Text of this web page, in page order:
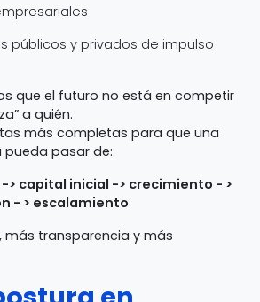
públicos y privados de impulso
que el futuro no está en competir
a quién.
más completas para que una
pasar de:
> capital inicial -> crecimiento - >
- > escalamiento
más transparencia y más